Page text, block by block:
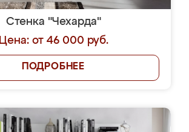
Стенка "Чехарда"
Цена: от 46 000 руб.
ПОДРОБНЕЕ